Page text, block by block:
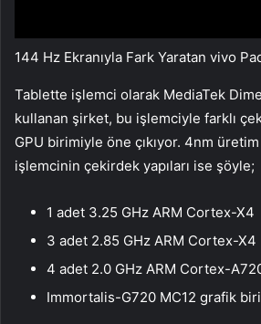
144 Hz Ekranıyla Fark Yaratan vivo
Tablette işlemci olarak MediaTek
kullanan şirket, bu işlemciyle farklı
GPU birimiyle öne çıkıyor. 4nm
işlemcinin çekirdek yapıları ise şöyle;
1 adet 3.25 GHz ARM Cortex-X4
3 adet 2.85 GHz ARM Cortex-X4
4 adet 2.0 GHz ARM Cortex-
Immortalis-G720 MC12 grafik